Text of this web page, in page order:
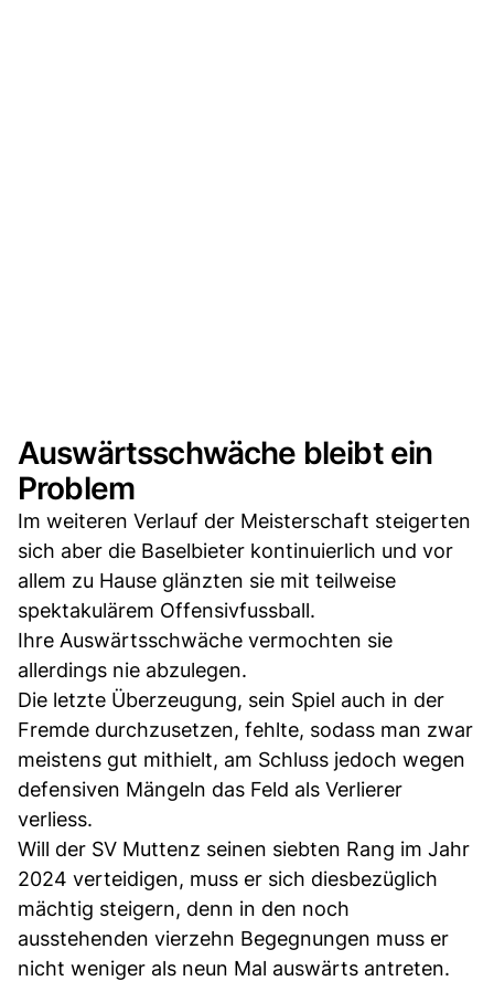
Auswärtsschwäche bleibt ein
Problem
Im weiteren Verlauf der Meisterschaft steigerten
sich aber die Baselbieter kontinuierlich und vor
allem zu Hause glänzten sie mit teilweise
spektakulärem Offensivfussball.
Ihre Auswärtsschwäche vermochten sie
allerdings nie abzulegen.
Die letzte Überzeugung, sein Spiel auch in der
Fremde durchzusetzen, fehlte, sodass man zwar
meistens gut mithielt, am Schluss jedoch wegen
defensiven Mängeln das Feld als Verlierer
verliess.
Will der SV Muttenz seinen siebten Rang im Jahr
2024 verteidigen, muss er sich diesbezüglich
mächtig steigern, denn in den noch
ausstehenden vierzehn Begegnungen muss er
nicht weniger als neun Mal auswärts antreten.